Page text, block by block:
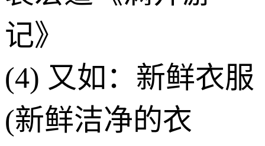
记》
(4) 又如：新鲜衣服
(新鲜洁净的衣